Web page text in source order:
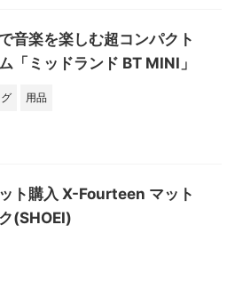
音楽を楽しむ超コンパクト
「ミッドランド BT MINI」
用品
ト購入 X-Fourteen マット
(SHOEI)